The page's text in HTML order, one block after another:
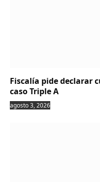
Fiscalía pide declarar
caso Triple A
agosto 3, 2026